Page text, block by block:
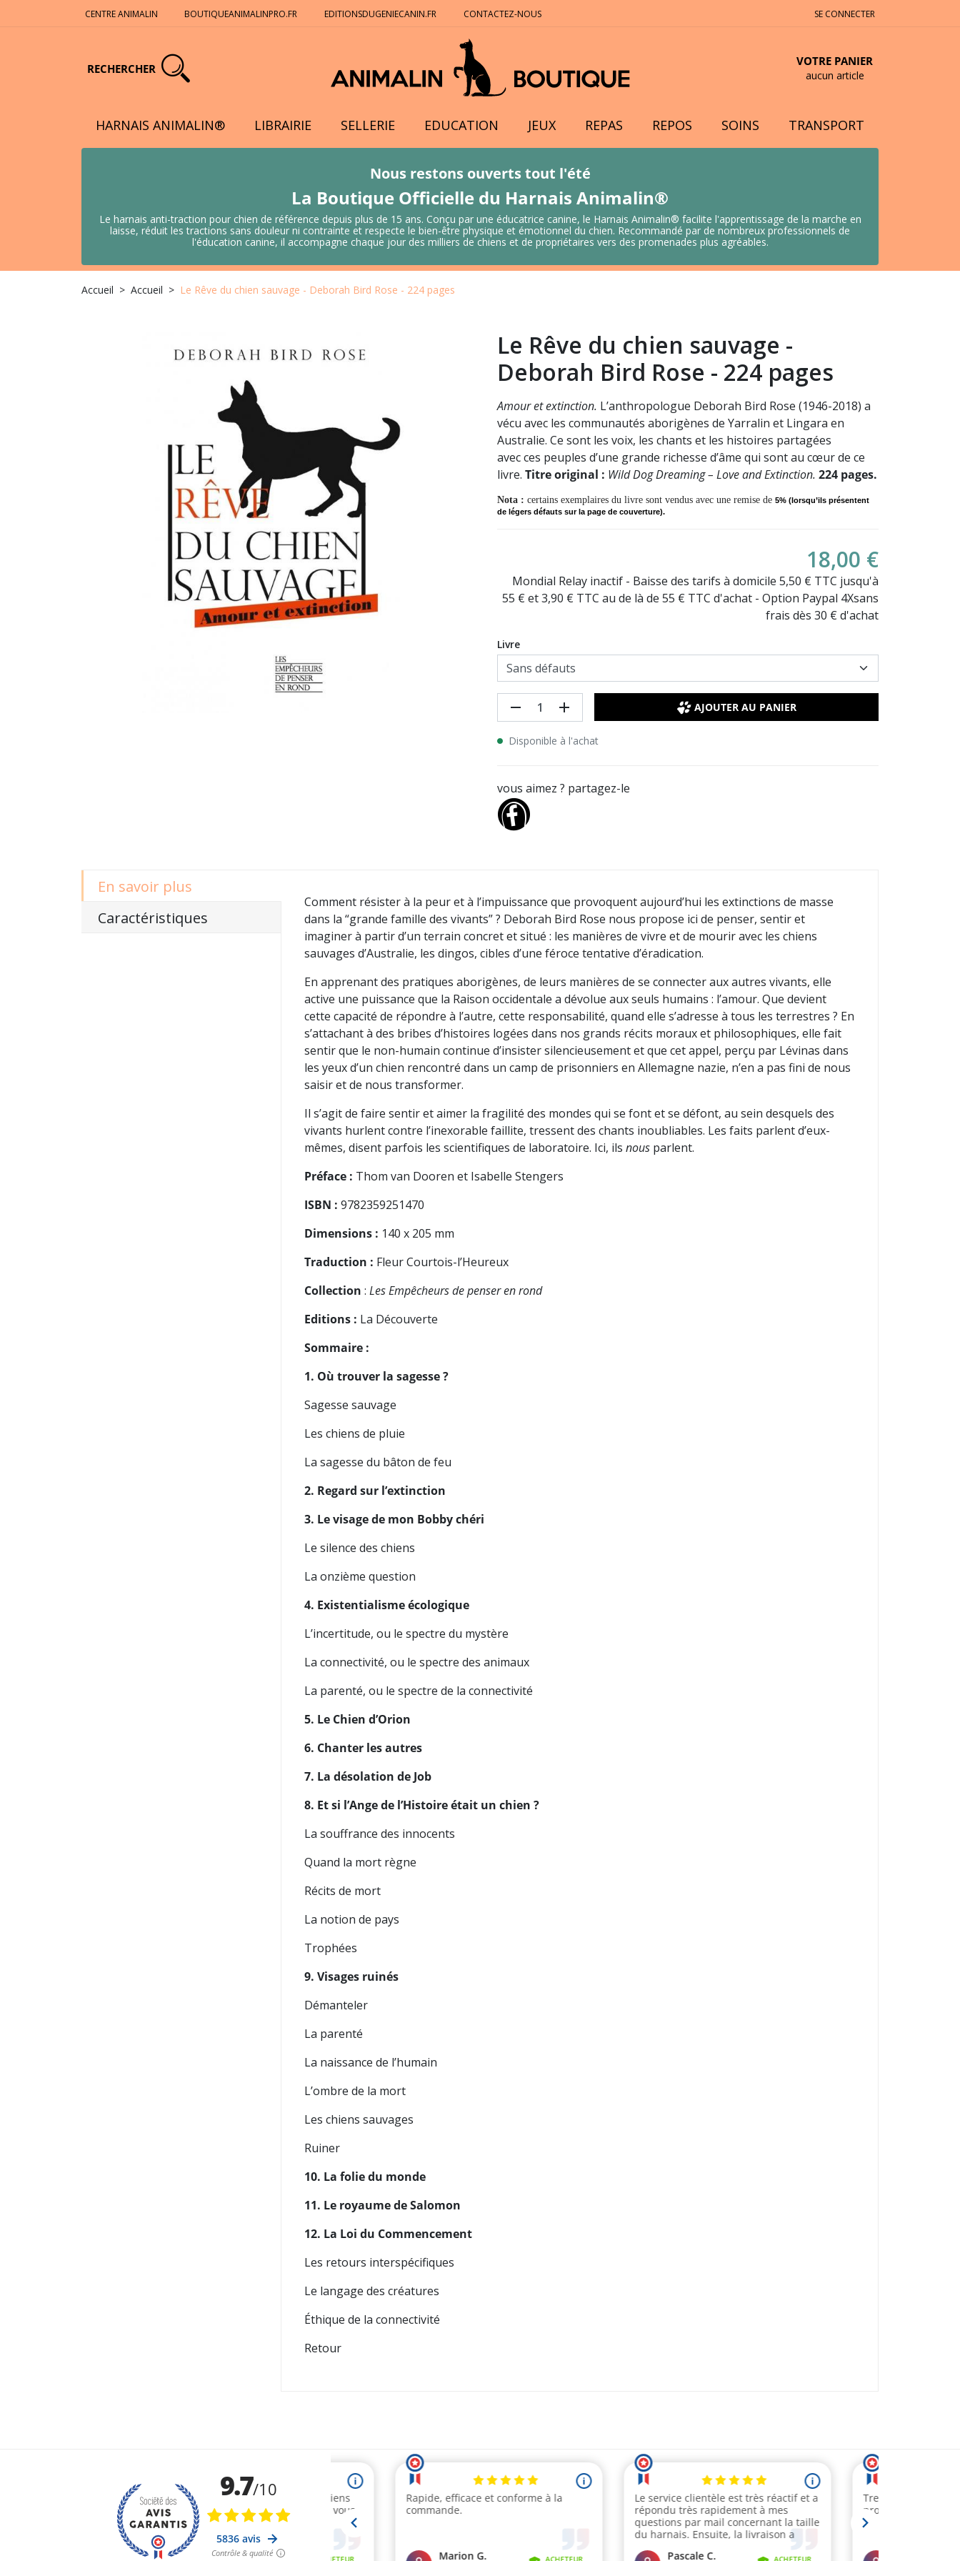
CENTRE ANIMALIN BOUTIQUEANIMALINPRO.FR EDITIONSDUGENIECANIN.FR CONTACTEZ-NOUS SE CONNECTER
RECHERCHER
VOTRE PANIER
aucun article
HARNAIS ANIMALIN® LIBRAIRIE SELLERIE EDUCATION JEUX REPAS REPOS SOINS TRANSPORT
Nous restons ouverts tout l'été
La Boutique Officielle du Harnais Animalin®
Le harnais anti-traction pour chien de référence depuis plus de 15 ans. Conçu par une éducatrice canine, le Harnais Animalin® facilite l'apprentissage de la marche en
laisse, réduit les tractions sans douleur ni contrainte et respecte le bien-être physique et émotionnel du chien. Recommandé par de nombreux professionnels de
l'éducation canine, il accompagne chaque jour des milliers de chiens et de propriétaires vers des promenades plus agréables.
Accueil Accueil Le Rêve du chien sauvage - Deborah Bird Rose - 224 pages
Le Rêve du chien sauvage -
Deborah Bird Rose - 224 pages
Amour et extinction. L’anthropologue Deborah Bird Rose (1946-2018) a
vécu avec les communautés aborigènes de Yarralin et Lingara en
Australie. Ce sont les voix, les chants et les histoires partagées
avec ces peuples d’une grande richesse d’âme qui sont au cœur de ce
livre. Titre original : Wild Dog Dreaming – Love and Extinction. 224 pages.
Nota : certains exemplaires du livre sont vendus avec une remise de 5% (lorsqu’ils présentent
de légers défauts sur la page de couverture).
18,00 €
Mondial Relay inactif - Baisse des tarifs à domicile 5,50 € TTC jusqu'à
55 € et 3,90 € TTC au de là de 55 € TTC d'achat - Option Paypal 4Xsans
frais dès 30 € d'achat
Livre
remove add AJOUTER AU PANIER
Disponible à l'achat
vous aimez ? partagez-le
En savoir plus
Caractéristiques
Comment résister à la peur et à l’impuissance que provoquent aujourd’hui les extinctions de masse
dans la “grande famille des vivants” ? Deborah Bird Rose nous propose ici de penser, sentir et
imaginer à partir d’un terrain concret et situé : les manières de vivre et de mourir avec les chiens
sauvages d’Australie, les dingos, cibles d’une féroce tentative d’éradication.
En apprenant des pratiques aborigènes, de leurs manières de se connecter aux autres vivants, elle
active une puissance que la Raison occidentale a dévolue aux seuls humains : l’amour. Que devient
cette capacité de répondre à l’autre, cette responsabilité, quand elle s’adresse à tous les terrestres ? En
s’attachant à des bribes d’histoires logées dans nos grands récits moraux et philosophiques, elle fait
sentir que le non-humain continue d’insister silencieusement et que cet appel, perçu par Lévinas dans
les yeux d’un chien rencontré dans un camp de prisonniers en Allemagne nazie, n’en a pas fini de nous
saisir et de nous transformer.
Il s’agit de faire sentir et aimer la fragilité des mondes qui se font et se défont, au sein desquels des
vivants hurlent contre l’inexorable faillite, tressent des chants inoubliables. Les faits parlent d’eux-
mêmes, disent parfois les scientifiques de laboratoire. Ici, ils nous parlent.
Préface : Thom van Dooren et Isabelle Stengers
ISBN : 9782359251470
Dimensions : 140 x 205 mm
Traduction : Fleur Courtois-l’Heureux
Collection : Les Empêcheurs de penser en rond
Editions : La Découverte
Sommaire :
1. Où trouver la sagesse ?
Sagesse sauvage
Les chiens de pluie
La sagesse du bâton de feu
2. Regard sur l’extinction
3. Le visage de mon Bobby chéri
Le silence des chiens
La onzième question
4. Existentialisme écologique
L’incertitude, ou le spectre du mystère
La connectivité, ou le spectre des animaux
La parenté, ou le spectre de la connectivité
5. Le Chien d’Orion
6. Chanter les autres
7. La désolation de Job
8. Et si l’Ange de l’Histoire était un chien ?
La souffrance des innocents
Quand la mort règne
Récits de mort
La notion de pays
Trophées
9. Visages ruinés
Démanteler
La parenté
La naissance de l’humain
L’ombre de la mort
Les chiens sauvages
Ruiner
10. La folie du monde
11. Le royaume de Salomon
12. La Loi du Commencement
Les retours interspécifiques
Le langage des créatures
Éthique de la connectivité
Retour